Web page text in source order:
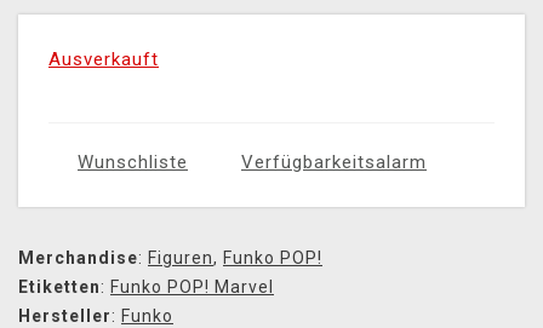
Ausverkauft
Wunschliste Verfügbarkeitsalarm
Merchandise: Figuren, Funko POP!
Etiketten: Funko POP! Marvel
Hersteller: Funko